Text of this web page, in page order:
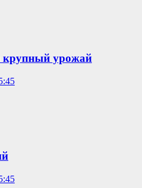
крупный урожай